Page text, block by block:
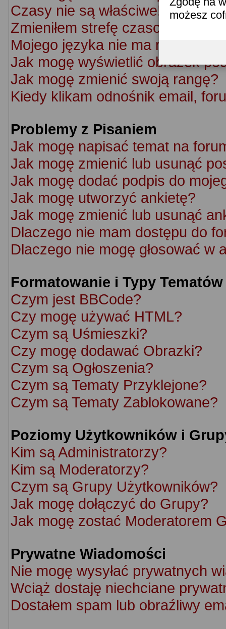
możesz
Czasy nie są właściwe!
Zmieniłem strefę czasową ale
Mojego języka nie ma na liście!
Jak mogę wyświetlić obrazek
Jak mogę zmienić swoją rangę?
Kiedy klikam odnośnik email,
Problemy z Pisaniem
Jak mogę napisać temat na
Jak mogę zmienić lub usunąć
Jak mogę dodać podpis do
Jak mogę utworzyć ankietę?
Jak mogę zmienić lub usunąć
Dlaczego nie mam dostępu do
Dlaczego nie mogę głosować w
Formatowanie i Typy Tematów
Czym jest BBCode?
Czy mogę używać HTML?
Czym są Uśmieszki?
Czy mogę dodawać Obrazki?
Czym są Ogłoszenia?
Czym są Tematy Przyklejone?
Czym są Tematy Zablokowane?
Poziomy Użytkowników i
Kim są Administratorzy?
Kim są Moderatorzy?
Czym są Grupy Użytkowników?
Jak mogę dołączyć do Grupy?
Jak mogę zostać Moderatorem
Prywatne Wiadomości
Nie mogę wysyłać prywatnych
Wciąż dostaję niechciane
Dostałem spam lub obraźliwy